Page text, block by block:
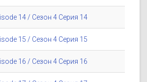
14 / Сезон 4 Серия 14
15 / Сезон 4 Серия 15
16 / Сезон 4 Серия 16